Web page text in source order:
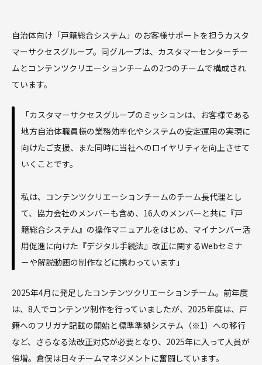
自治体向け「戸籍総合システム」のお客様サポートを担うカスタ
マーサクセスグループ。同グループは、カスタマーセンターチー
ムとコンテンツクリエーションチームの2つのチームで構成され
ています。
「カスタマーサクセスグループのミッションは、お客様である
地方自治体職員様の業務効率化やシステムの安定運用の実現に
向けたご支援、また同時に当社へのロイヤリティを向上させて
いくことです。
私は、コンテンツクリエーションチームのチーム長代理とし
て、協力会社のメンバーも含め、16人のメンバーと共に『戸
籍総合システム』の操作マニュアルをはじめ、マイナンバー活
用促進に向けた『デジタル手続法』改正に関するWebセミナ
ーや解説動画の制作などに携わっています」
2025年4月に発足したコンテンツクリエーションチーム。前年度
は、8人でコンテンツ制作を行っていましたが、2025年度は、戸
籍へのフリガナ記載の開始と標準準拠システム（※1）への移行
など、さらなる法改正対応が必要となり、2025年に入って人員が
倍増。倉俣は日々チームマネジメントに奮闘しています。